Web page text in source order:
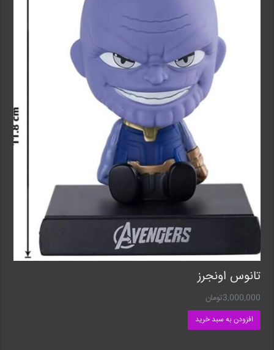
تانوس‌ اونجرز
3,000,000تومان
افزودن به سبد خرید